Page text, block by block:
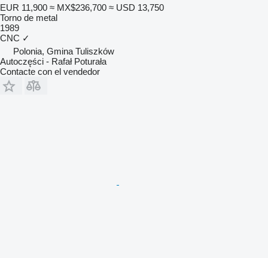
EUR 11,900 ≈ MX$236,700 ≈ USD 13,750
Torno de metal
1989
CNC ✓
Polonia, Gmina Tuliszków
Autoczęści - Rafał Poturała
Contacte con el vendedor